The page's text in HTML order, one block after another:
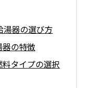
湯器の選び方
の特徴
タイプの選択
選び方